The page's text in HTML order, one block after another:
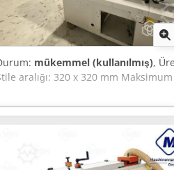
mükemmel (kullanılmış),
aralığı: 320 x 320 mm